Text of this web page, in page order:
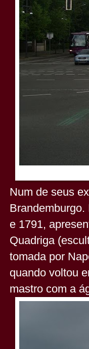
Num de seus
e 1791,
Quadriga
tomada por
quando voltou
mastro com a